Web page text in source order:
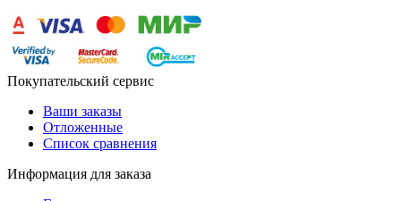
Покупательский сервис
Ваши заказы
Отложенные
Список сравнения
Информация для заказа